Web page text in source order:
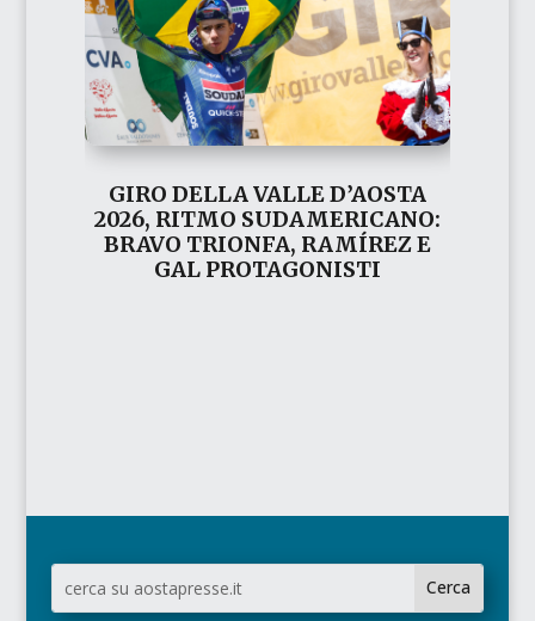
GIRO DELLA VALLE D’AOSTA
2026, RITMO SUDAMERICANO:
BRAVO TRIONFA, RAMÍREZ E
GAL PROTAGONISTI